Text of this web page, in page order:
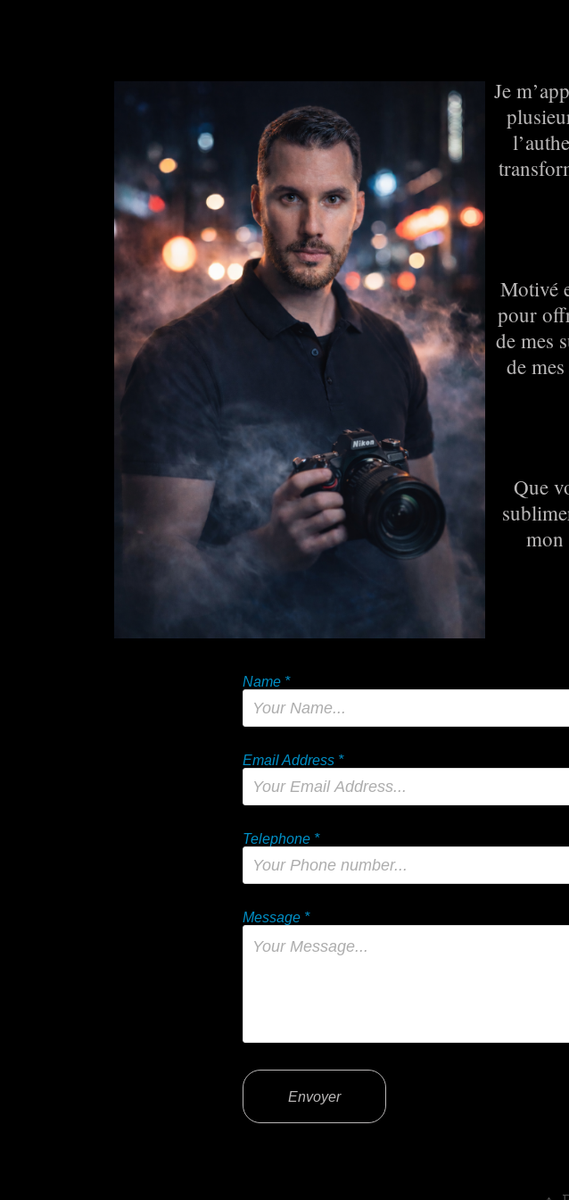
Je
Motivé
pour
de mes
de
Que
mon
Name *
Email Address *
Telephone *
Message *
Envoyer